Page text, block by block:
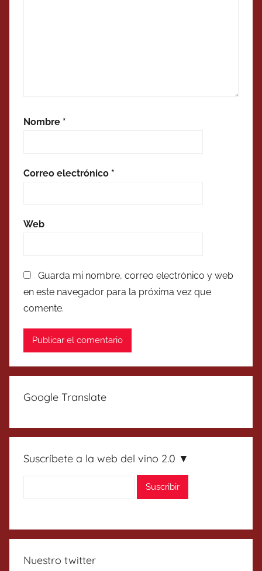
Nombre *
Correo electrónico *
Web
Guarda mi nombre, correo electrónico y web
en este navegador para la próxima vez que
comente.
Google Translate
Suscríbete a la web del vino 2.0 ▼
Nuestro twitter